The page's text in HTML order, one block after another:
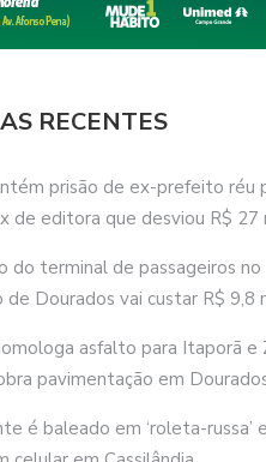
RECENTES
prisão de ex-prefeito réu
de editora que desviou R$ 27
do terminal de passageiros no
Dourados vai custar R$ 9,8
asfalto para Itaporã e
pavimentação em
é baleado em ‘roleta-russa’